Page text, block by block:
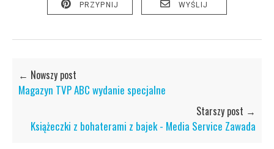
PRZYPNIJ WYŚLIJ
← Nowszy post
Magazyn TVP ABC wydanie specjalne
Starszy post →
Książeczki z bohaterami z bajek - Media Service Zawada